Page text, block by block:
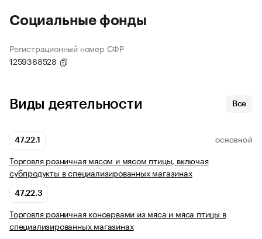
Социальные фонды
Регистрационный номер СФР
1259368528
Виды деятельности Все
47.22.1 ОСНОВНОЙ
Торговля розничная мясом и мясом птицы, включая
субпродукты в специализированных магазинах
47.22.3
Торговля розничная консервами из мяса и мяса птицы в
специализированных магазинах